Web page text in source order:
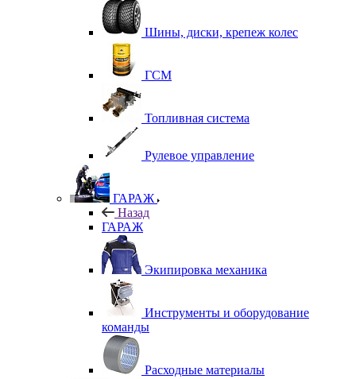
Шины, диски, крепеж колес
ГСМ
Топливная система
Рулевое управление
ГАРАЖ
Назад
ГАРАЖ
Экипировка механика
Инструменты и оборудование
команды
Расходные материалы